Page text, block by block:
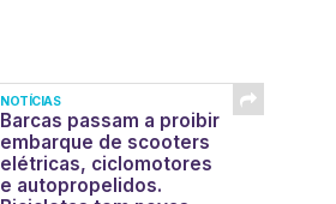
NOTÍCIAS
Barcas passam a proibir
embarque de scooters
elétricas, ciclomotores
e autopropelidos.